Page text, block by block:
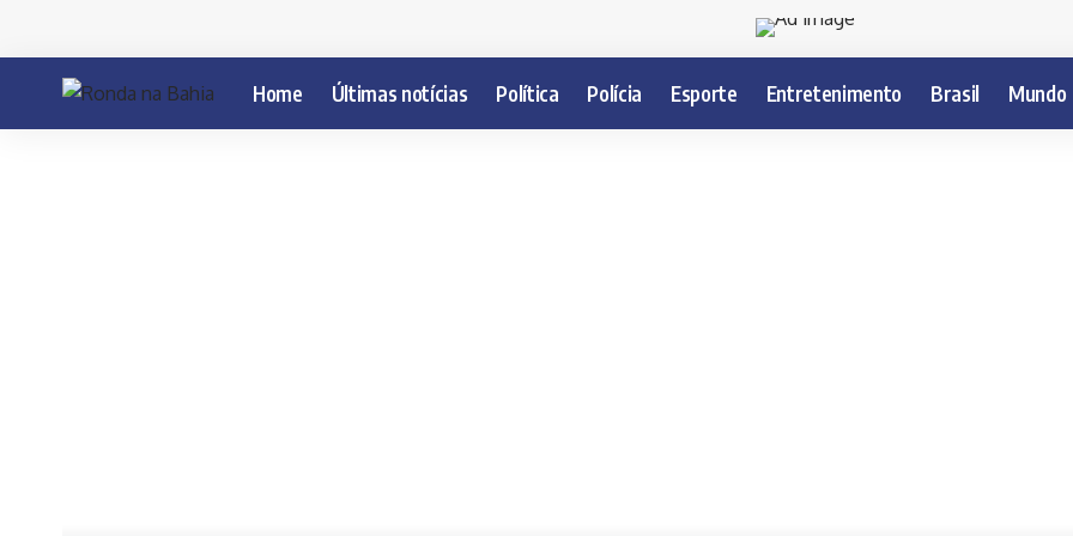
Home Últimas notícias Política Polícia Esporte Entretenimento Brasil Mundo